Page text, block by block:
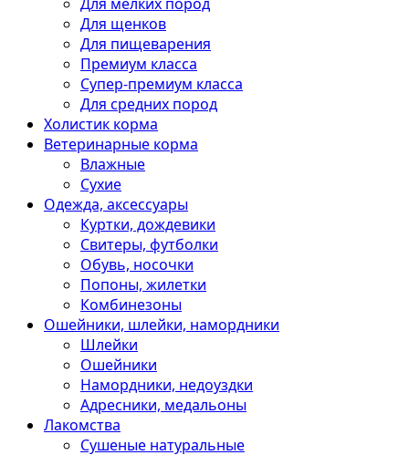
Для щенков
Для пищеварения
Премиум класса
Супер-премиум класса
Для средних пород
Холистик корма
Ветеринарные корма
Влажные
Сухие
Одежда, аксессуары
Куртки, дождевики
Свитеры, футболки
Обувь, носочки
Попоны, жилетки
Комбинезоны
Ошейники, шлейки, намордники
Шлейки
Ошейники
Намордники, недоуздки
Адресники, медальоны
Лакомства
Сушеные натуральные